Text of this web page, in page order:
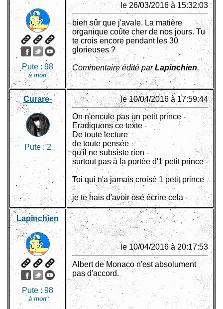
Pute :98
à mort
le 26/03/2016 à 15:32:03
bien sûr que j'avale. La matière
organique coûte cher de nos jours. Tu
te crois encore pendant les 30
glorieuses ?
Commentaire édité parLapinchien.
Curare-
Pute :2
le 10/04/2016 à 17:59:44
On n'encule pas un petit prince -
Eradiquons ce texte -
De toute lecture
de toute pensée
qu'il ne subsiste rien -
surtout pas à la portée d'1 petit prince -
Toi qui n'a jamais croisé 1 petit prince
-
je te hais d'avoir osé écrire cela -
Lapinchien
Pute : 98
à mort
le 10/04/2016 à 20:17:53
Albert de Monaco n'est absolument
pas d'accord.